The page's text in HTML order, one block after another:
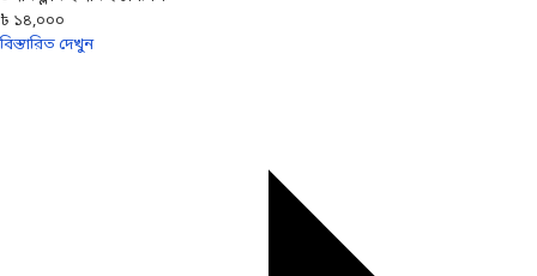
৳ ১৪,০০০
বিস্তারিত দেখুন